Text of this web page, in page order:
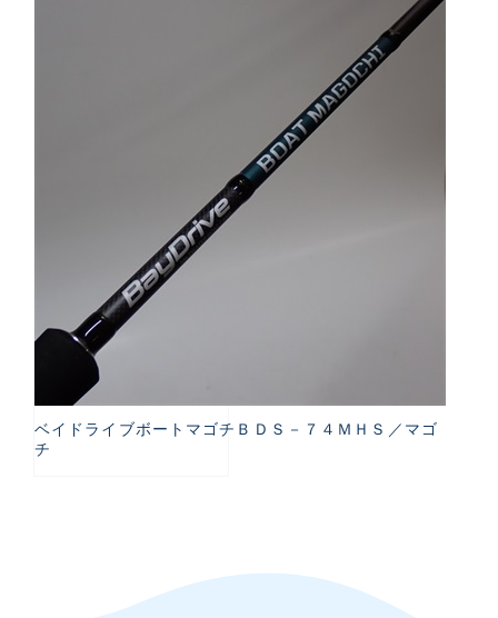
ベイドライブボートマゴチＢＤＳ－７４ＭＨＳ／マゴ
チ